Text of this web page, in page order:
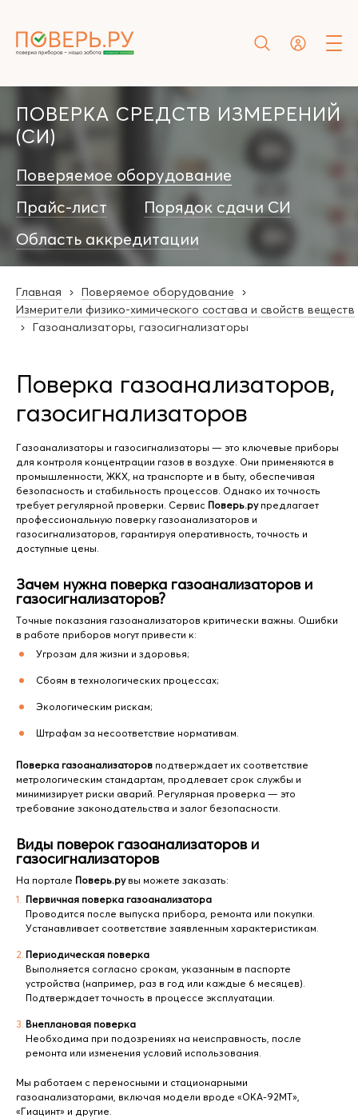
ПОВЕРКА СРЕДСТВ ИЗМЕРЕНИЙ
(СИ)
Поверяемое оборудование
Прайс-лист
Порядок сдачи СИ
Область аккредитации
Главная
Поверяемое оборудование
Измерители физико-химического состава и свойств веществ
Газоанализаторы, газосигнализаторы
Поверка газоанализаторов,
газосигнализаторов
Газоанализаторы и газосигнализаторы — это ключевые приборы
для контроля концентрации газов в воздухе. Они применяются в
промышленности, ЖКХ, на транспорте и в быту, обеспечивая
безопасность и стабильность процессов. Однако их точность
требует регулярной проверки. Сервис Поверь.рупредлагает
профессиональную поверку газоанализаторов и
газосигнализаторов, гарантируя оперативность, точность и
доступные цены.
Зачем нужна поверка газоанализаторов и
газосигнализаторов?
Точные показания газоанализаторов критически важны. Ошибки
в работе приборов могут привести к:
Угрозам для жизни и здоровья;
Сбоям в технологических процессах;
Экологическим рискам;
Штрафам за несоответствие нормативам.
Поверка газоанализаторов подтверждает их соответствие
метрологическим стандартам, продлевает срок службы и
минимизирует риски аварий. Регулярная проверка — это
требование законодательства и залог безопасности.
Виды поверок газоанализаторов и
газосигнализаторов
На портале Поверь.рувы можете заказать:
Первичная поверка газоанализатора
Проводится после выпуска прибора, ремонта или покупки.
Устанавливает соответствие заявленным характеристикам.
Периодическая поверка
Выполняется согласно срокам, указанным в паспорте
устройства (например, раз в год или каждые 6 месяцев).
Подтверждает точность в процессе эксплуатации.
Внеплановая поверка
Необходима при подозрениях на неисправность, после
ремонта или изменения условий использования.
Мы работаем с переносными и стационарными
газоанализаторами, включая модели вроде «ОКА-92МТ»,
«Гиацинт» и другие.